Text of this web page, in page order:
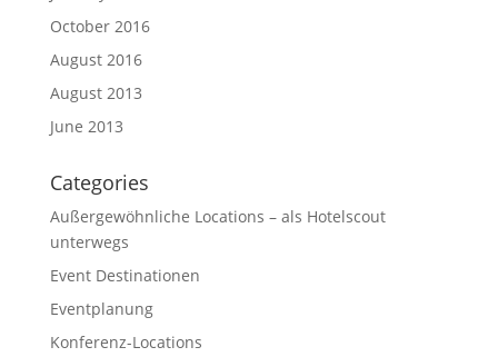
October 2016
August 2016
August 2013
June 2013
Categories
Außergewöhnliche Locations – als Hotelscout
unterwegs
Event Destinationen
Eventplanung
Konferenz-Locations